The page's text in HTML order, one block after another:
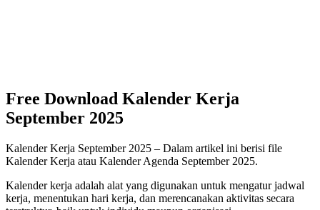
Free Download Kalender Kerja
September 2025
Kalender Kerja September 2025 – Dalam artikel ini berisi file
Kalender Kerja atau Kalender Agenda September 2025.
Kalender kerja adalah alat yang digunakan untuk mengatur jadwal
kerja, menentukan hari kerja, dan merencanakan aktivitas secara